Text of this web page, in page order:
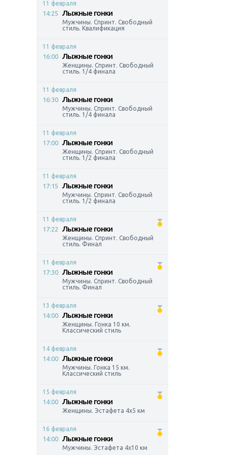
11 февраля
14:25 Лыжные гонки
Мужчины. Спринт. Свободный
стиль. Квалификация
11 февраля
16:00 Лыжные гонки
Женщины. Спринт. Свободный
стиль. 1/4 финала
11 февраля
16:30 Лыжные гонки
Мужчины. Спринт. Свободный
стиль. 1/4 финала
11 февраля
17:00 Лыжные гонки
Женщины. Спринт. Свободный
стиль. 1/2 финала
11 февраля
17:15 Лыжные гонки
Мужчины. Спринт. Свободный
стиль. 1/2 финала
11 февраля
17:22 Лыжные гонки
Женщины. Спринт. Свободный
стиль. Финал
11 февраля
17:30 Лыжные гонки
Мужчины. Спринт. Свободный
стиль. Финал
13 февраля
14:00 Лыжные гонки
Женщины. Гонка 10 км.
Классический стиль
14 февраля
14:00 Лыжные гонки
Мужчины. Гонка 15 км.
Классический стиль
15 февраля
14:00 Лыжные гонки
Женщины. Эстафета 4x5 км
16 февраля
14:00 Лыжные гонки
Мужчины. Эстафета 4x10 км